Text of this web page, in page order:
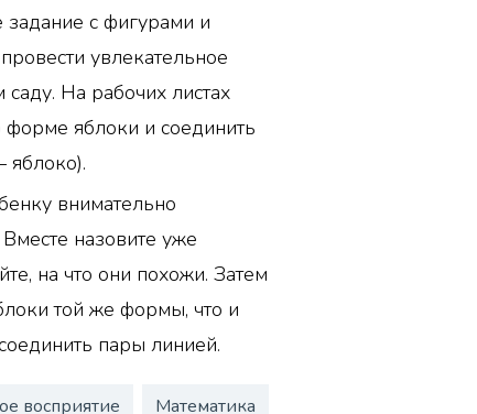
с фигурами и
увлекательное
На рабочих листах
форме яблоки и соединить
яблоко).
внимательно
назовите уже
на что они похожи. Затем
той же формы, что и
пары линией.
восприятие Математика